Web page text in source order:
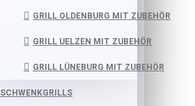
GRILL OLDENBURG MIT ZUBEHÖR
GRILL UELZEN MIT ZUBEHÖR
GRILL LÜNEBURG MIT ZUBEHÖR
SCHWENKGRILLS